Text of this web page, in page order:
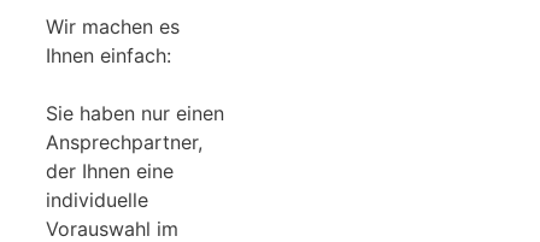
Wir machen es
Ihnen einfach:
Sie haben nur einen
Ansprechpartner,
der Ihnen eine
individuelle
Vorauswahl im